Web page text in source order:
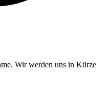
Wir werden uns in Kürze